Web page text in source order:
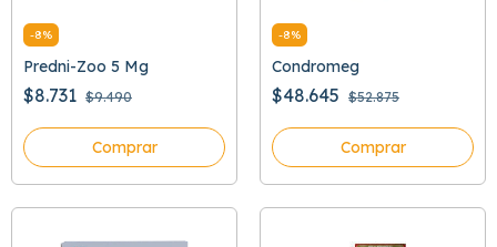
-8%
Predni-Zoo 5 Mg
$8.731 $9.490
Comprar
-8%
Condromeg
$48.645 $52.875
Comprar